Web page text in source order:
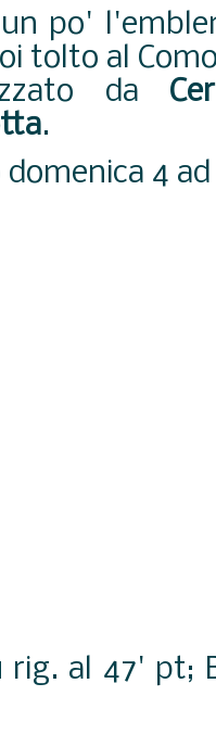
po'
tolto al
da
.
domenica 4
rig. al 47' pt;